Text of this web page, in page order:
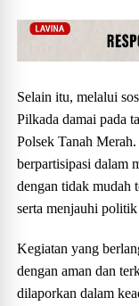
Selain itu, melalui
Pilkada damai pada
Polsek Tanah
berpartisipasi dalam
dengan tidak mudah
serta menjauhi
Kegiatan yang
dengan aman dan
dilaporkan dalam